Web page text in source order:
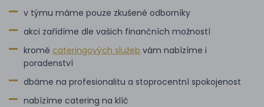
v týmu máme pouze zkušené odborníky
akci zařídíme dle vašich finančních možností
kromě cateringových služeb vám nabízíme i
poradenství
dbáme na profesionalitu a stoprocentní spokojenost
nabízíme catering na klíč